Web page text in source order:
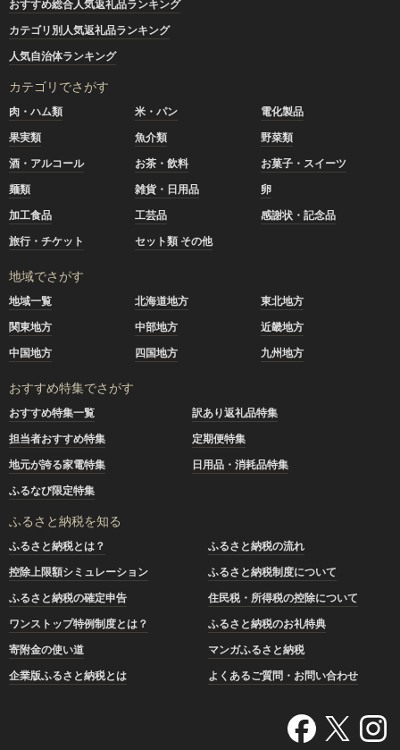
おすすめ総合人気返礼品ランキング
カテゴリ別人気返礼品ランキング
人気自治体ランキング
カテゴリでさがす
肉・ハム類 米・パン
電化製品
果実類
魚介類
野菜類
酒・アルコール
お茶・飲料
お菓子・スイーツ
麺類
雑貨・日用品
卵
加工食品
工芸品
感謝状・記念品
旅行・チケット
セット類 その他
地域でさがす
地域一覧 北海道地方
東北地方
関東地方
中部地方
近畿地方
中国地方
四国地方 九州地方
おすすめ特集でさがす
おすすめ特集一覧
訳あり返礼品特集
担当者おすすめ特集
定期便特集
地元が誇る家電特集
日用品・消耗品特集
ふるなび限定特集
ふるさと納税を知る
ふるさと納税とは？
ふるさと納税の流れ
控除上限額シミュレーション
ふるさと納税制度について
ふるさと納税の確定申告
住民税・所得税の控除について
ワンストップ特例制度とは？
ふるさと納税のお礼特典
寄附金の使い道
マンガふるさと納税
企業版ふるさと納税とは
よくあるご質問・お問い合わせ